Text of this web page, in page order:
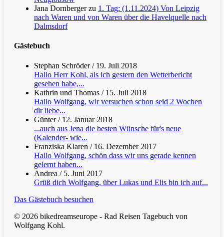
Jana Dornbergerzu 1. Tag: (1.11.2024) Von Leipzig
nach Waren und von Waren über die Havelquelle nach
Dalmsdorf
Gästebuch
Stephan Schröder/ 19. Juli 2018
Hallo Herr Kohl, als ich gestern den Wetterbericht
gesehen habe,...
Kathrin und Thomas / 15. Juli 2018
Hallo Wolfgang, wir versuchen schon seid 2 Wochen
dir liebe...
Günter/ 12. Januar 2018
...auch aus Jena die besten Wünsche für's neue
(Kalender- wie...
Franziska Klaren / 16. Dezember 2017
Hallo Wolfgang, schön dass wir uns gerade kennen
gelernt haben...
Andrea / 5. Juni 2017
Grüß dich Wolfgang, über Lukas und Elis bin ich auf...
Das Gästebuch besuchen
© 2026 bikedreamseurope - Rad Reisen Tagebuch von
Wolfgang Kohl.